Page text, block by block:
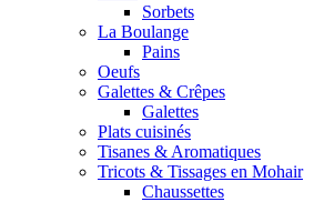
Sorbets
La Boulange
Pains
Oeufs
Galettes & Crêpes
Galettes
Plats cuisinés
Tisanes & Aromatiques
Tricots & Tissages en Mohair
Chaussettes